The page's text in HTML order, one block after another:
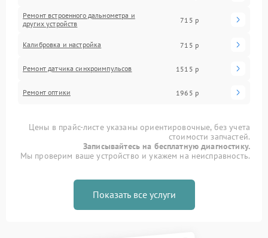
Ремонт встроенного дальнометра и
других устройств
715 р
Калибровка и настройка 715 р
Ремонт датчика синхроимпульсов 1515 р
Ремонт оптики 1965 р
Цены в прайс-листе указаны ориентировочные, без учета
стоимости запчастей.
Записывайтесь на бесплатную диагностику.
Мы проверим ваше устройство и укажем на неисправность.
Показать все услуги